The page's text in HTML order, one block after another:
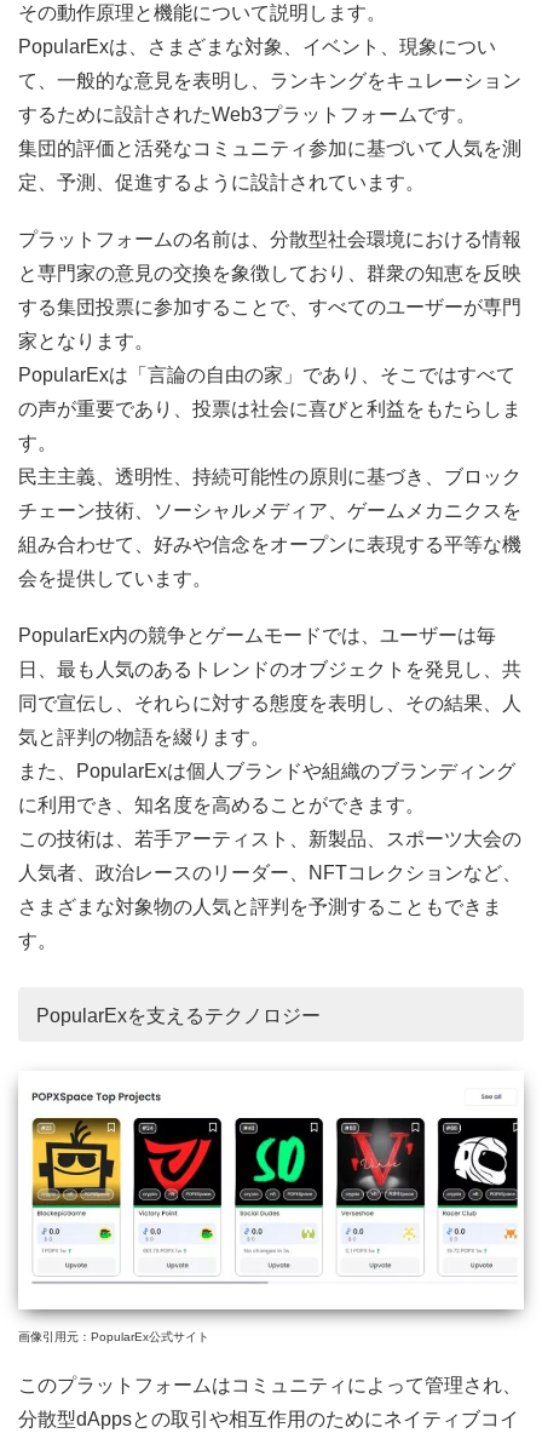
その動作原理と機能について説明します。
PopularExは、さまざまな対象、イベント、現象につい
て、一般的な意見を表明し、ランキングをキュレーション
するために設計されたWeb3プラットフォームです。
集団的評価と活発なコミュニティ参加に基づいて人気を測
定、予測、促進するように設計されています。
プラットフォームの名前は、分散型社会環境における情報
と専門家の意見の交換を象徴しており、群衆の知恵を反映
する集団投票に参加することで、すべてのユーザーが専門
家となります。
PopularExは「言論の自由の家」であり、そこではすべて
の声が重要であり、投票は社会に喜びと利益をもたらしま
す。
民主主義、透明性、持続可能性の原則に基づき、ブロック
チェーン技術、ソーシャルメディア、ゲームメカニクスを
組み合わせて、好みや信念をオープンに表現する平等な機
会を提供しています。
PopularEx内の競争とゲームモードでは、ユーザーは毎
日、最も人気のあるトレンドのオブジェクトを発見し、共
同で宣伝し、それらに対する態度を表明し、その結果、人
気と評判の物語を綴ります。
また、PopularExは個人ブランドや組織のブランディング
に利用でき、知名度を高めることができます。
この技術は、若手アーティスト、新製品、スポーツ大会の
人気者、政治レースのリーダー、NFTコレクションなど、
さまざまな対象物の人気と評判を予測することもできま
す。
PopularExを支えるテクノロジー
画像引用元：PopularEx公式サイト
このプラットフォームはコミュニティによって管理され、
分散型dAppsとの取引や相互作用のためにネイティブコイ